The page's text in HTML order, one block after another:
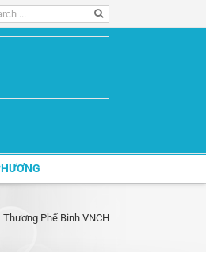
Thương Phế Binh VNCH